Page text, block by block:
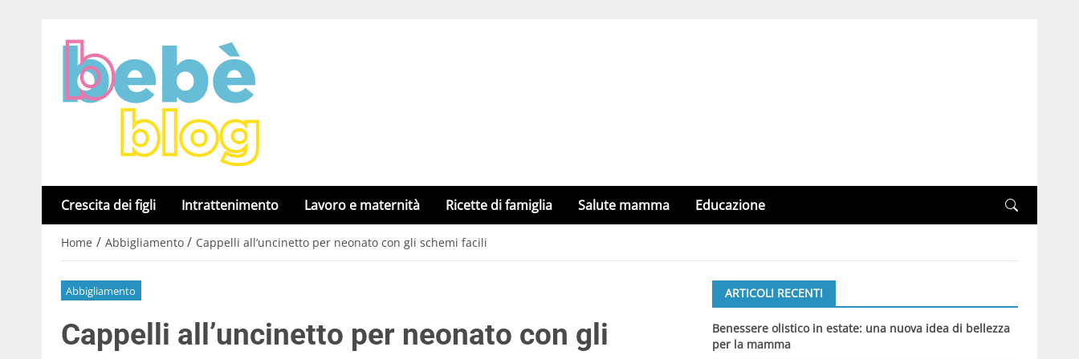
Crescita dei figli Intrattenimento Lavoro e maternità Ricette di famiglia Salute mamma Educazione
Home / Abbigliamento / Cappelli all’uncinetto per neonato con gli schemi facili
Abbigliamento
Cappelli all’uncinetto per neonato con gli
ARTICOLI RECENTI
Benessere olistico in estate: una nuova idea di bellezza
per la mamma